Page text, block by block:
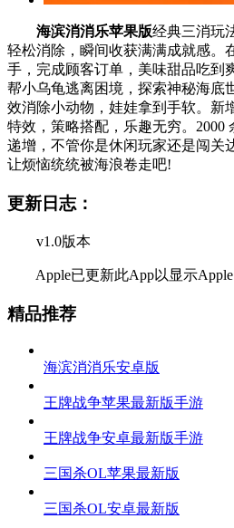
海滨消消乐苹果版经典三消玩
轻松消除，瞬间收获满满成就感。
手，完成顾客订单，美味甜品吃到
帮小乌龟逃离困境，探索神秘海底
效消除小动物，娃娃拿到手软。新
特效，策略搭配，乐趣无穷。2000
递增，不管你是休闲玩家还是闯关
让烦恼统统被海浪卷走吧!
更新日志：
v1.0版本
Apple已更新此App以显示Apple
精品推荐
海滨消消乐安卓版
王牌战争苹果最新版手游
王牌战争安卓最新版手游
三国杀OL苹果最新版
三国杀OL安卓最新版